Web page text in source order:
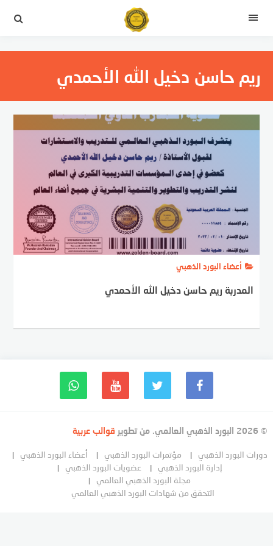
ريم حاسن دخيل الله الأحمدي
أعضاء البورد الذهبي
المدربة ريم حاسن دخيل الله الأحمدي
© 2026 البورد الذهبي العالمي. من تطوير قوالب عربية
دورات البورد الذهبي مؤتمرات البورد الذهبي
أعضاء البورد الذهبي
إدارة البورد الذهبي
عضويات البورد الذهبي
مجلة البورد الذهبي العالمي
التحقق من شهادات البورد الذهبي العالمي